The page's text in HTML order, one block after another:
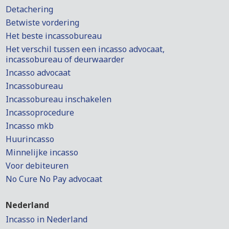
Detachering
Betwiste vordering
Het beste incassobureau
Het verschil tussen een incasso advocaat,
incassobureau of deurwaarder
Incasso advocaat
Incassobureau
Incassobureau inschakelen
Incassoprocedure
Incasso mkb
Huurincasso
Minnelijke incasso
Voor debiteuren
No Cure No Pay advocaat
Nederland
Incasso in Nederland